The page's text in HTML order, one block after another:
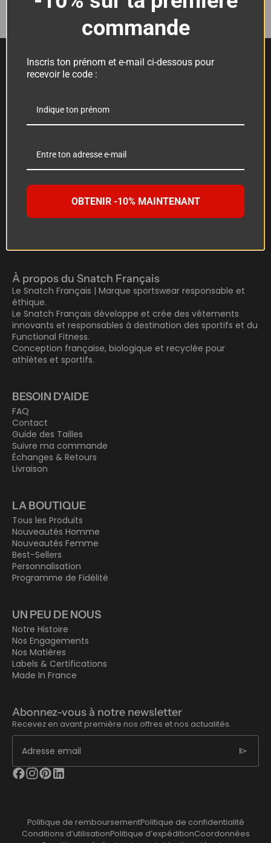
Devenir ambassadeur
delivery_truck_speed
Livraison offerte
A partir de 80€ d'achat
Conception
Française
Biologique et recyclée
Une question ?
Contactez-nousici
À propos du Snatch Français
Le Snatch Français | Marque sportswear responsable et
éthique.
Le Snatch Français développe et crée des vêtements
innovants et responsables à destination des sportifs et du
Functional Fitness.
Conception française, biologique et recyclée pour
athlètes et sportifs.
BESOIN D'AIDE
FAQ
Contact
Guide des Tailles
Suivre ma commande
Échanges & Retours
Livraison
LA BOUTIQUE
Tous les Produits
Nouveautés Homme
Nouveautés Femme
Best-Sellers
Personnalisation
Programme de Fidélité
UN PEU DE NOUS
Notre Histoire
Nos Engagements
Nos Matières
Labels & Certifications
Made In France
Adresse email send
Recevez en avant première nos offres et nos actualités.
Abonnez-vous à notre newsletter
Politique de remboursementPolitique de confidentialité
Conditions d’utilisationPolitique d’expéditionCoordonnées
commande
Inscris ton prénom et e-mail ci-dessous pour
recevoir le code :
OBTENIR -10% MAINTENANT